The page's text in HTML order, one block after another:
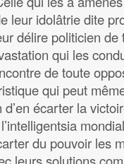
leur idolâtrie dite
délire politicien
qui les
de toute
qui peut
écarter la
du pouvoir les